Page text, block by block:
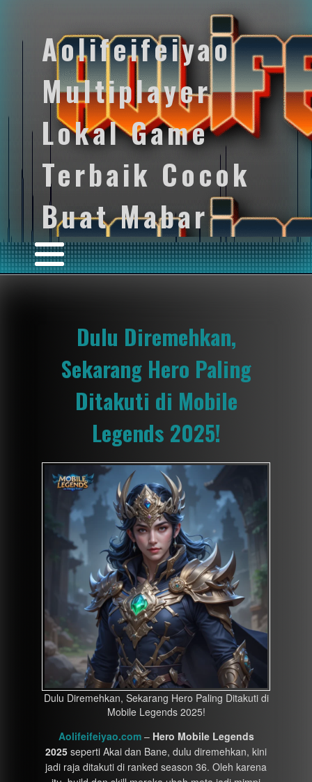
Aolifeifeiyao
Multiplayer
Lokal Game
Terbaik Cocok
Buat Mabar
Dulu Diremehkan,
Sekarang Hero Paling
Ditakuti di Mobile
Legends 2025!
Dulu Diremehkan, Sekarang Hero Paling Ditakuti di
Mobile Legends 2025!
Aolifeifeiyao.com– Hero Mobile Legends
2025 seperti Akai dan Bane, dulu diremehkan, kini
jadi raja ditakuti di ranked season 36. Oleh karena